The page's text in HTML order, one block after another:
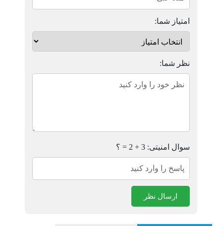
امتیاز شما:
نظر شما:
سوال امنیتی: 3 + 2 = ؟
ارسال نظر